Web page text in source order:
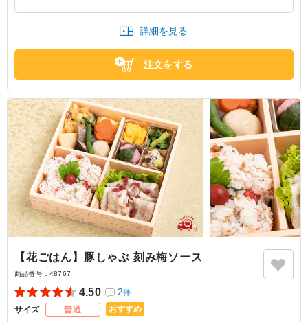
東京都千代田区一ツ橋2022/10/05
詳細を見る
注文をする
【花ごはん】豚しゃぶ 刻み梅ソース
商品番号： 48767
4.50 2件
サイズ 普通 おすすめ